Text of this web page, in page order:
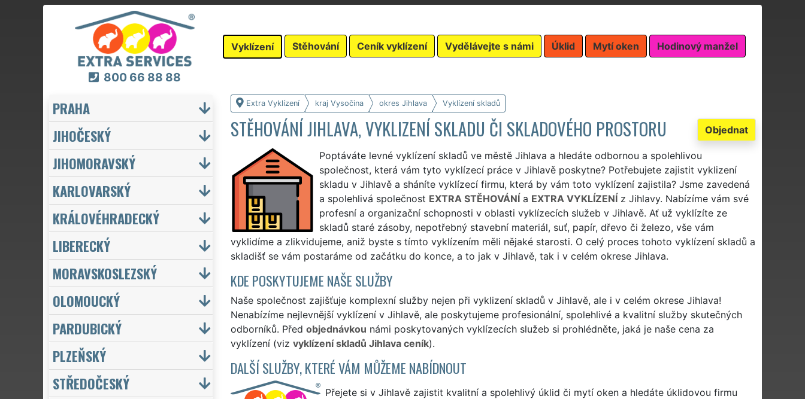
800 66 88 88
Vyklízení Stěhování Ceník vyklízení Vydělávejte s námi Úklid Mytí oken Hodinový manžel
Extra Vyklízení kraj Vysočina okres Jihlava Vyklízení skladů
Objednat
STĚHOVÁNÍ JIHLAVA, VYKLIZENÍ SKLADU ČI SKLADOVÉHO PROSTORU
Poptáváte levné vyklízení skladů ve městě Jihlava a hledáte odbornou a spolehlivou
společnost, která vám tyto vyklízecí práce v Jihlavě poskytne? Potřebujete zajistit vyklizení
skladu v Jihlavě a sháníte vyklízecí firmu, která by vám toto vyklízení zajistila? Jsme zavedená
a spolehlivá společnost EXTRA STĚHOVÁNÍa EXTRA VYKLÍZENÍz Jihlavy. Nabízíme vám své
profesní a organizační schopnosti v oblasti vyklízecích služeb v Jihlavě. Ať už vyklízíte ze
skladů staré zásoby, nepotřebný stavební materiál, suť, papír, dřevo či železo, vše vám
vyklidíme a zlikvidujeme, aniž byste s tímto vyklízením měli nějaké starosti. O celý proces tohoto vyklízení skladů a
skladišť se vám postaráme od začátku do konce, a to jak v Jihlavě, tak i v celém okrese Jihlava.
KDE POSKYTUJEME NAŠE SLUŽBY
Naše společnost zajišťuje komplexní služby nejen při vyklizení skladů v Jihlavě, ale i v celém okrese Jihlava!
Nenabízíme nejlevnější vyklízení v Jihlavě, ale poskytujeme profesionální, spolehlivé a kvalitní služby skutečných
odborníků. Před objednávkou námi poskytovaných vyklízecích služeb si prohlédněte, jaká je naše cena za
vyklízení (viz vyklízení skladů Jihlava ceník).
DALŠÍ SLUŽBY, KTERÉ VÁM MŮŽEME NABÍDNOUT
Přejete si v Jihlavě zajistit kvalitní a spolehlivý úklid či mytí oken a hledáte úklidovou firmu
PRAHA
JIHOČESKÝ
JIHOMORAVSKÝ
KARLOVARSKÝ
KRÁLOVÉHRADECKÝ
LIBERECKÝ
MORAVSKOSLEZSKÝ
OLOMOUCKÝ
PARDUBICKÝ
PLZEŇSKÝ
STŘEDOČESKÝ